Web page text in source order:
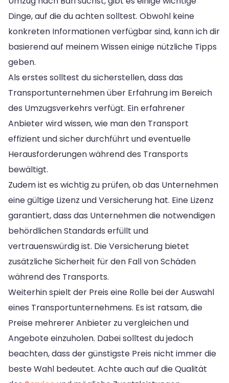
Dinge, auf die du achten solltest. Obwohl keine
konkreten Informationen verfügbar sind, kann ich dir
basierend auf meinem Wissen einige nützliche Tipps
geben.
Als erstes solltest du sicherstellen, dass das
Transportunternehmen über Erfahrung im Bereich
des Umzugsverkehrs verfügt. Ein erfahrener
Anbieter wird wissen, wie man den Transport
effizient und sicher durchführt und eventuelle
Herausforderungen während des Transports
bewältigt.
Zudem ist es wichtig zu prüfen, ob das Unternehmen
eine gültige Lizenz und Versicherung hat. Eine Lizenz
garantiert, dass das Unternehmen die notwendigen
behördlichen Standards erfüllt und
vertrauenswürdig ist. Die Versicherung bietet
zusätzliche Sicherheit für den Fall von Schäden
während des Transports.
Weiterhin spielt der Preis eine Rolle bei der Auswahl
eines Transportunternehmens. Es ist ratsam, die
Preise mehrerer Anbieter zu vergleichen und
Angebote einzuholen. Dabei solltest du jedoch
beachten, dass der günstigste Preis nicht immer die
beste Wahl bedeutet. Achte auch auf die Qualität